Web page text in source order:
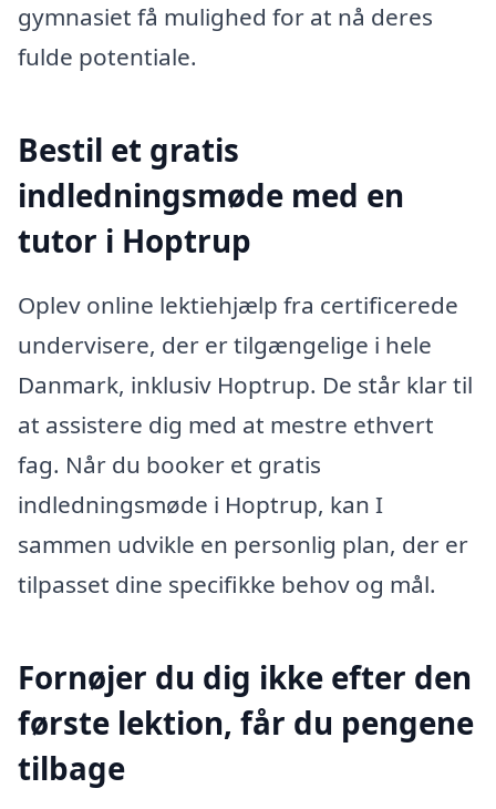
gymnasiet få mulighed for at nå deres
fulde potentiale.
Bestil et gratis
indledningsmøde med en
tutor i Hoptrup
Oplev online lektiehjælp fra certificerede
undervisere, der er tilgængelige i hele
Danmark, inklusiv Hoptrup. De står klar til
at assistere dig med at mestre ethvert
fag. Når du booker et gratis
indledningsmøde i Hoptrup, kan I
sammen udvikle en personlig plan, der er
tilpasset dine specifikke behov og mål.
Fornøjer du dig ikke efter den
første lektion, får du pengene
tilbage